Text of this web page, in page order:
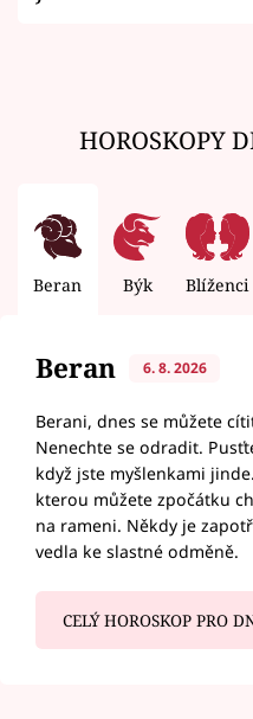
HOROSKOPY
Beran Býk Blíženci
Beran 6. 8. 2026
Berani, dnes se můžete
Nenechte se odradit.
když jste myšlenkami
kterou můžete zpočátku
na rameni. Někdy je
vedla ke slastné odměně.
CELÝ HOROSKOP PRO